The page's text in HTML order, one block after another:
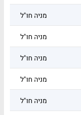
מניה חו"ל
מניה חו"ל
מניה חו"ל
מניה חו"ל
מניה חו"ל